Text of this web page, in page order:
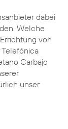
dabei
Welche
von
Carbajo
unser